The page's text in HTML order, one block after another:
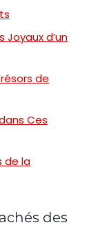
Joyaux d’un
de
Ces
de la
des